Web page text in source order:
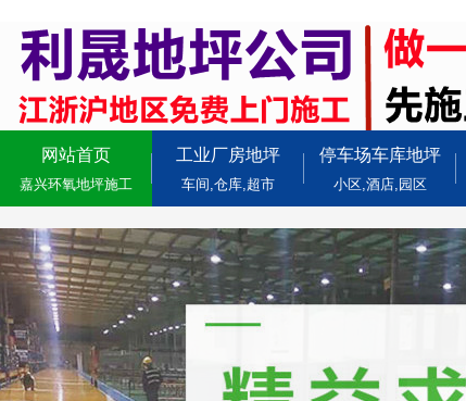
网站首页
嘉兴环氧地坪施工
工业厂房地坪
车间,仓库,超市
停车场车库地坪
小区,酒店,园区